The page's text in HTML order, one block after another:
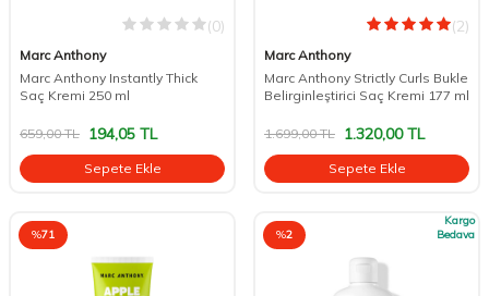
(0)
Marc Anthony
Marc Anthony Instantly Thick
Saç Kremi 250 ml
659,00TL 194,05 TL
Sepete Ekle
(2)
Marc Anthony
Marc Anthony Strictly Curls Bukle
Belirginleştirici Saç Kremi 177 ml
1.699,00TL 1.320,00TL
Sepete Ekle
%71 %2
Kargo
Bedava